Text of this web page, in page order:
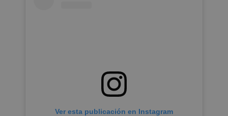
Ver esta publicación en Instagram